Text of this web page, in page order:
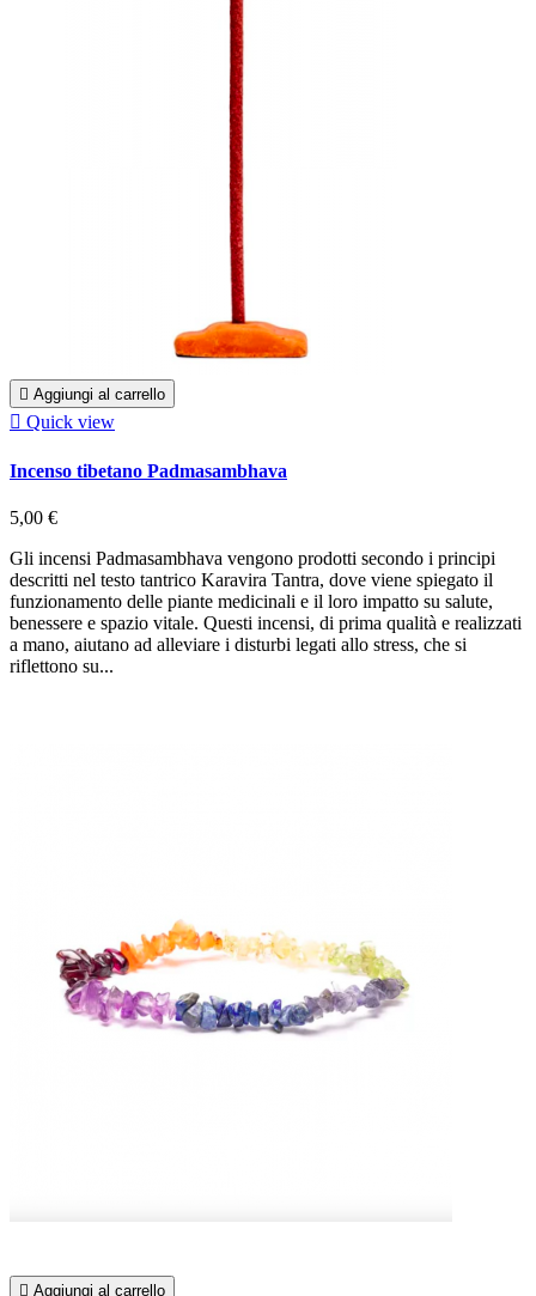
 Aggiungi al carrello
 Quick view
Incenso tibetano Padmasambhava
5,00 €
Gli incensi Padmasambhava vengono prodotti secondo i principi
descritti nel testo tantrico Karavira Tantra, dove viene spiegato il
funzionamento delle piante medicinali e il loro impatto su salute,
benessere e spazio vitale. Questi incensi, di prima qualità e realizzati
a mano, aiutano ad alleviare i disturbi legati allo stress, che si
riflettono su...
 Aggiungi al carrello